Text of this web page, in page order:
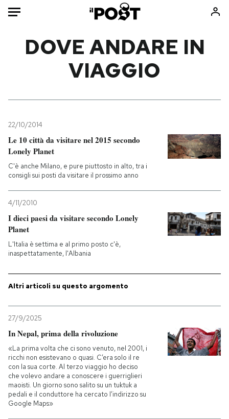
Mondo
Tecnologia
Internet
Cultura
Economia
Sport
Libri
Ok Boomer!
Europa
Altrecose
PODCAST
NEWSLETTER
I MIEI PREFERITI
SHOP
CALENDARIO
AREA PERSONALE
DOVE ANDARE IN
VIAGGIO
22/10/2014
Le 10 città da visitare nel 2015 secondo
Lonely Planet
C'è anche Milano, e pure piuttosto in alto, tra i
consigli sui posti da visitare il prossimo anno
4/11/2010
I dieci paesi da visitare secondo Lonely
Planet
L'Italia è settima e al primo posto c'è,
inaspettatamente, l'Albania
Altri articoli su questo argomento
27/9/2025
In Nepal, prima della rivoluzione
«La prima volta che ci sono venuto, nel 2001, i
ricchi non esistevano o quasi. C’era solo il re
con la sua corte. Al terzo viaggio ho deciso
che volevo andare a conoscere i guerriglieri
maoisti. Un giorno sono salito su un tuktuk a
pedali e il conduttore ha cercato l’indirizzo su
Google Maps»